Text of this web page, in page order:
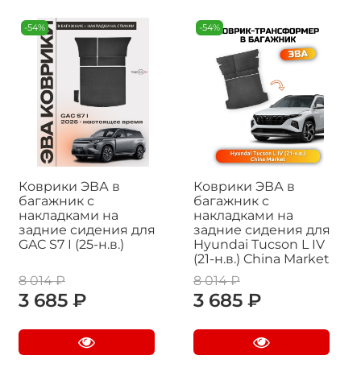
-54%
Коврики ЭВА в
багажник с
накладками на
задние сидения для
GAC S7 I (25-н.в.)
8 014 ₽
3 685 ₽
-54%
Коврики ЭВА в
багажник с
накладками на
задние сидения для
Hyundai Tucson L IV
(21-н.в.) China Market
8 014 ₽
3 685 ₽